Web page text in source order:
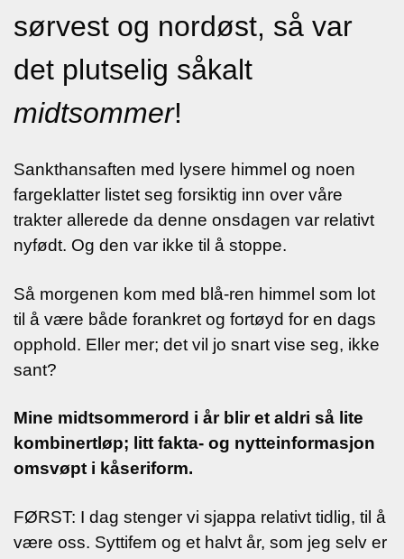
sørvest og nordøst, så var
det plutselig såkalt
midtsommer!
Sankthansaften med lysere himmel og noen
fargeklatter listet seg forsiktig inn over våre
trakter allerede da denne onsdagen var relativt
nyfødt. Og den var ikke til å stoppe.
Så morgenen kom med blå-ren himmel som lot
til å være både forankret og fortøyd for en dags
opphold. Eller mer; det vil jo snart vise seg, ikke
sant?
Mine midtsommerord i år blir et aldri så lite
kombinertløp; litt fakta- og nytteinformasjon
omsvøpt i kåseriform.
FØRST: I dag stenger vi sjappa relativt tidlig, til å
være oss. Syttifem og et halvt år, som jeg selv er